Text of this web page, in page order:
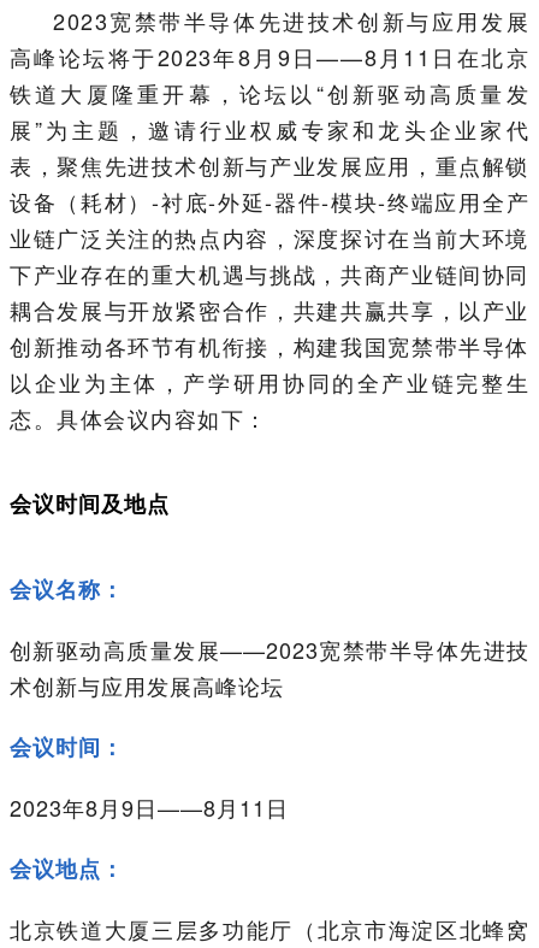
2023宽禁带半导体先进技术创新与应用发展
高峰论坛将于2023年8月9日——8月11日在北京
铁道大厦隆重开幕，论坛以“创新驱动高质量发
展”为主题，邀请行业权威专家和龙头企业家代
表，聚焦先进技术创新与产业发展应用，重点解锁
设备（耗材）-衬底-外延-器件-模块-终端应用全产
业链广泛关注的热点内容，深度探讨在当前大环境
下产业存在的重大机遇与挑战，共商产业链间协同
耦合发展与开放紧密合作，共建共赢共享，以产业
创新推动各环节有机衔接，构建我国宽禁带半导体
以企业为主体，产学研用协同的全产业链完整生
态。具体会议内容如下：
会议时间及地点
会议名称：
创新驱动高质量发展——2023宽禁带半导体先进技
术创新与应用发展高峰论坛
会议时间：
2023年8月9日——8月11日
会议地点：
北京铁道大厦三层多功能厅（北京市海淀区北蜂窝